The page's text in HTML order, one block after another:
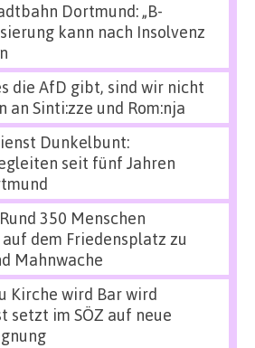
Dortmund: „B-
kann nach Insolvenz
die AfD gibt, sind wir nicht
an Sinti:zze und Rom:nja
Dunkelbunt:
seit fünf Jahren
Rund 350 Menschen
dem Friedensplatz zu
Mahnwache
Kirche wird Bar wird
setzt im SÖZ auf neue